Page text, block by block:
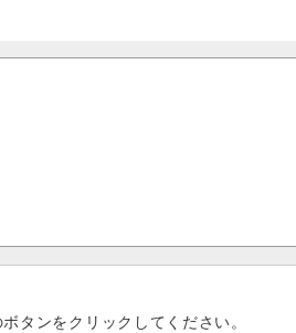
タンをクリックしてください。